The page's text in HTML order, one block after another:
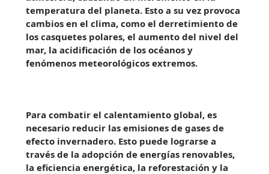
temperatura del planeta. Esto a su vez provoca
cambios en el clima, como el derretimiento de
los casquetes polares, el aumento del nivel del
mar, la acidificación de los océanos y
fenómenos meteorológicos extremos.
Para combatir el calentamiento global, es
necesario reducir las emisiones de gases de
efecto invernadero. Esto puede lograrse a
través de la adopción de energías renovables,
la eficiencia energética, la reforestación y la